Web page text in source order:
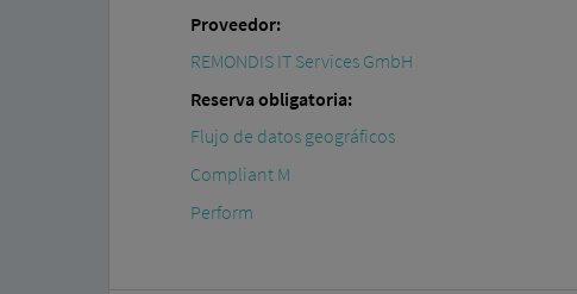
Proveedor:
REMONDIS IT Services GmbH
Reserva obligatoria:
Flujo de datos geográficos
Compliant M
Perform